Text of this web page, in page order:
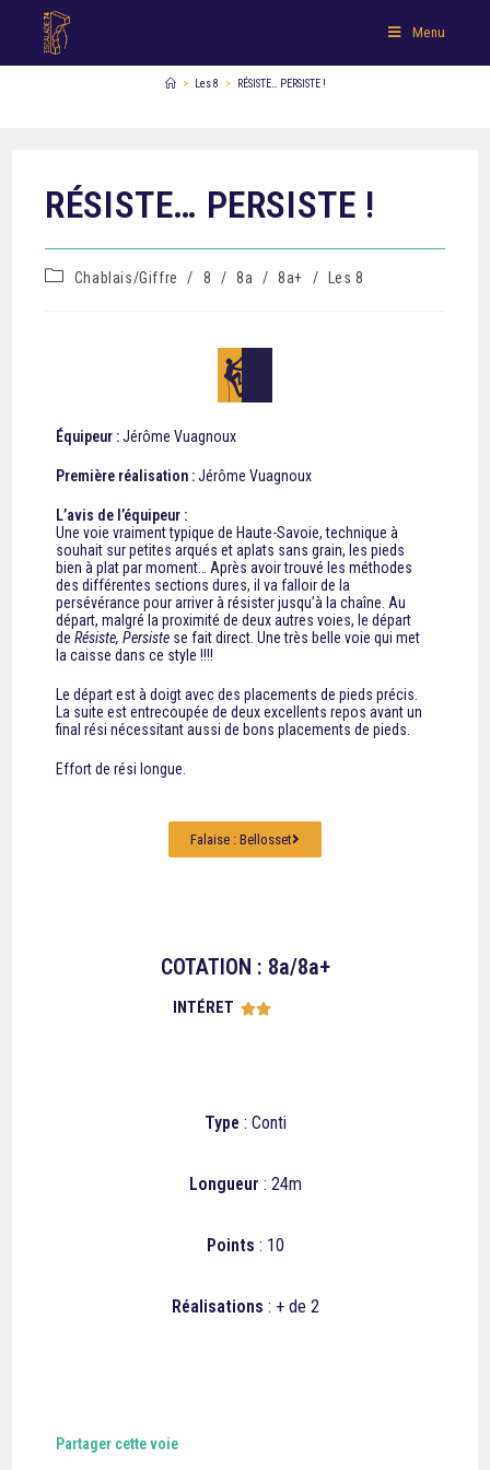
Menu
> Les 8 > RÉSISTE… PERSISTE !
RÉSISTE… PERSISTE !
Chablais/Giffre / 8 / 8a / 8a+ / Les 8
Équipeur :Jérôme Vuagnoux
Première réalisation :Jérôme Vuagnoux
L’avis de l’équipeur :
Une voie vraiment typique de Haute-Savoie, technique à
souhait sur petites arqués et aplats sans grain, les pieds
bien à plat par moment… Après avoir trouvé les méthodes
des différentes sections dures, il va falloir de la
persévérance pour arriver à résister jusqu’à la chaîne. Au
départ, malgré la proximité de deux autres voies, le départ
deRésiste, Persiste se fait direct. Une très belle voie qui met
la caisse dans ce style !!!!
Le départ est à doigt avec des placements de pieds précis.
La suite est entrecoupée de deux excellents repos avant un
final rési nécessitant aussi de bons placements de pieds.
Effort de rési longue.
Falaise : Bellosset
COTATION : 8a/8a+
INTÉRET 
Type : Conti
Longueur : 24m
Points : 10
Réalisations : + de 2
Partager cette voie